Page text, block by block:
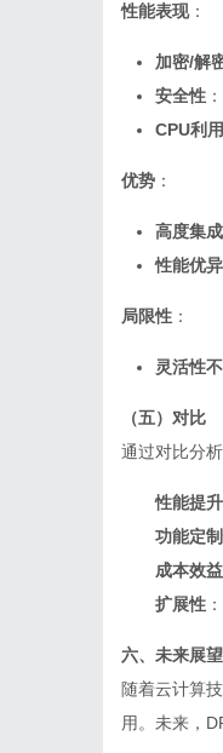
性能表现：
加密/解
安全性
CPU利
优势 ：
高度集成
性能优异
局限性 ：
灵活性
（五）对比
通过对比分
性能提升
功能定
成本效益
扩展性
六、未来展望
随着云计算
用。未来，